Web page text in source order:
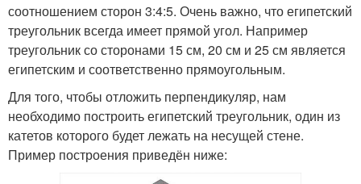
соотношением сторон 3:4:5. Очень важно, что египетский
треугольник всегда имеет прямой угол. Например
треугольник со сторонами 15 см, 20 см и 25 см является
египетским и соответственно прямоугольным.
Для того, чтобы отложить перпендикуляр, нам
необходимо построить египетский треугольник, один из
катетов которого будет лежать на несущей стене.
Пример построения приведён ниже: